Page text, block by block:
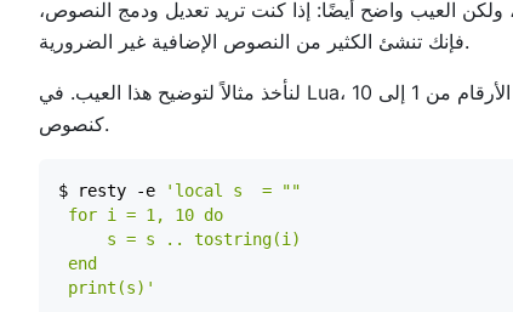
العيب واضح أيضًا: إذا كنت تريد تعديل ودمج النصوص،
فإنك تنشئ الكثير من النصوص الإضافية غير الضرورية.
لنأخذ مثالاً لتوضيح هذا العيب. في Lua، نستخدم علامتي نقطة للإشارة إلى إضافة النصوص. الكود التالي يدمج الأرقام من 1 إلى 10
كنصوص.
$ resty -e
print(s)'